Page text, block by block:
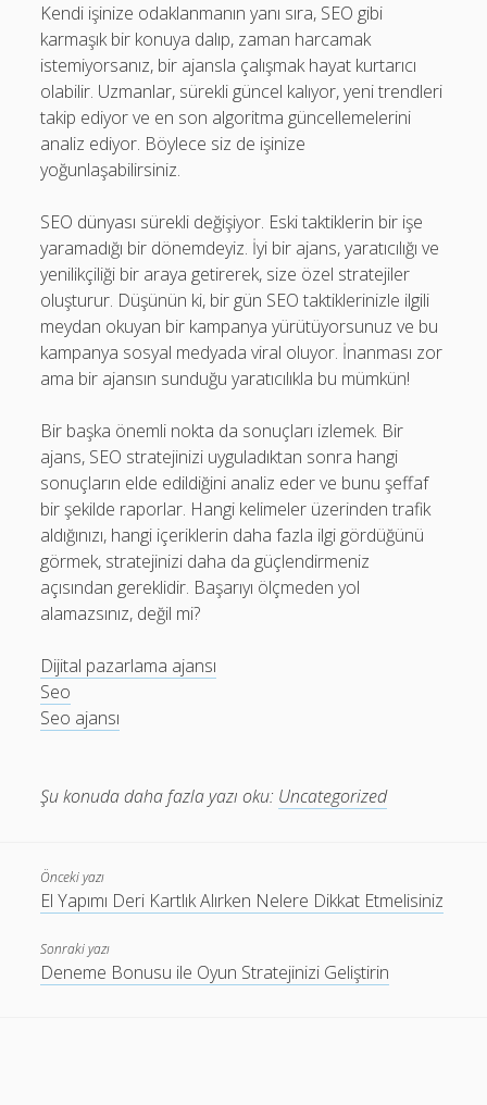
Kendi işinize odaklanmanın yanı sıra, SEO gibi
karmaşık bir konuya dalıp, zaman harcamak
istemiyorsanız, bir ajansla çalışmak hayat kurtarıcı
olabilir. Uzmanlar, sürekli güncel kalıyor, yeni trendleri
takip ediyor ve en son algoritma güncellemelerini
analiz ediyor. Böylece siz de işinize
yoğunlaşabilirsiniz.
SEO dünyası sürekli değişiyor. Eski taktiklerin bir işe
yaramadığı bir dönemdeyiz. İyi bir ajans, yaratıcılığı ve
yenilikçiliği bir araya getirerek, size özel stratejiler
oluşturur. Düşünün ki, bir gün SEO taktiklerinizle ilgili
meydan okuyan bir kampanya yürütüyorsunuz ve bu
kampanya sosyal medyada viral oluyor. İnanması zor
ama bir ajansın sunduğu yaratıcılıkla bu mümkün!
Bir başka önemli nokta da sonuçları izlemek. Bir
ajans, SEO stratejinizi uyguladıktan sonra hangi
sonuçların elde edildiğini analiz eder ve bunu şeffaf
bir şekilde raporlar. Hangi kelimeler üzerinden trafik
aldığınızı, hangi içeriklerin daha fazla ilgi gördüğünü
görmek, stratejinizi daha da güçlendirmeniz
açısından gereklidir. Başarıyı ölçmeden yol
alamazsınız, değil mi?
Dijital pazarlama ajansı
Seo
Seo ajansı
Şu konuda daha fazla yazı oku: Uncategorized
Önceki yazı
El Yapımı Deri Kartlık Alırken Nelere Dikkat Etmelisiniz
Sonraki yazı
Deneme Bonusu ile Oyun Stratejinizi Geliştirin